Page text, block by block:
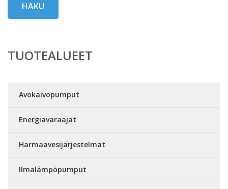
HAKU
TUOTEALUEET
Avokaivopumput
Energiavaraajat
Harmaavesijärjestelmät
Ilmalämpöpumput